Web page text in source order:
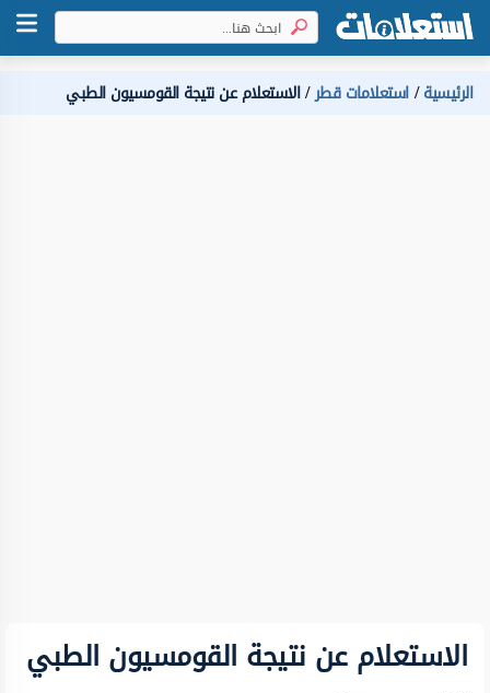
الرئيسية استعلامات قطر الاستعلام عن نتيجة القومسيون الطبي
الاستعلام عن نتيجة القومسيون الطبي